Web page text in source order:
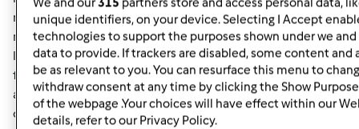
rinfresco uso farina 00, sempre la stessa marca ,la
manitoba non la uso mai neanche per il pane preferisco
la 0, l'acqua minerale naturale, solitamente la conservo
fuori dal frigo perchè la uso più volte alla settimana
altrimenti in frigo .. ma ne ho sempre un po' secca e un
contenitore in congelatore
We and our315 partners store and access personal data,
unique identifiers, on your device. Selecting I Accept
technologies to support the purposes shown under we
data to provide. If trackers are disabled, some content and
be as relevant to you. You can resurface this menu to
withdraw consent at any time by clicking the Show
of the webpage .Your choices will have effect within our
details, refer to our Privacy Policy.